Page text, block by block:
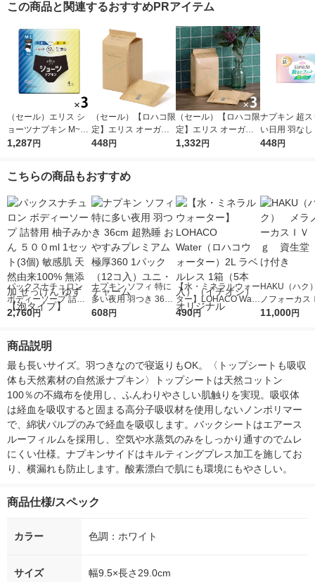
この商品と関連するおすすめPRアイテム
（セール）エリス シ
ョーツナプキン M~L
昼・夜 長時間用 ブラ
王製紙
1,287円
（セール）【ロハコ限
定】エリス オーガニ
ックコットン 羽つき
もち ナチュラルシリ
定
448円
（セール）【ロハコ限
定】エリス オーガニ
ックコットン 羽つき
限定
1,332円
ナプキン 超ス
い日用 羽な
エリスルナフ
448円
こちらの商品もおすすめ
パックスナチュロン
ボディーソープ 詰替
用 柚子みかん ５００
添加 せっけん ゆず
【泡タイプ】
2,760円
ナプキン ソフィ 特に
多い夜用 羽つき 36cm
超熟睡 おやすみプレ
608円
【水・ミネラルウォー
ター】LOHACO Wate
r（ロハコウォータ
490円
HAKU（ハ
ノフォーカ
5ｇ 資生堂
11,000円
商品説明
最も長いサイズ。羽つきなので寝返りもOK。〈トップシートも吸収
体も天然素材の自然派ナプキン〉トップシートは天然コットン
100％の不織布を使用し、ふんわりやさしい肌触りを実現。吸収体
は経血を吸収すると固まる高分子吸収材を使用しないノンポリマー
で、綿状パルプのみで経血を吸収します。バックシートはエアース
ルーフィルムを採用し、空気や水蒸気のみをしっかり通すのでムレ
にくい仕様。ナプキンサイドはキルティングプレス加工を施してお
り、横漏れも防止します。酸素漂白で肌にも環境にもやさしい。
商品仕様/スペック
カラー 色調：ホワイト
サイズ 幅9.5×長さ29.0cm